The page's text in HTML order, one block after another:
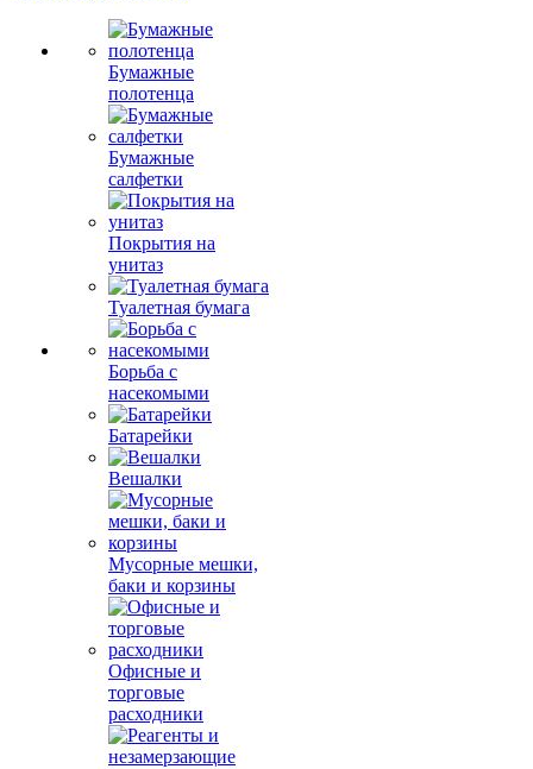
Бумажные
полотенца
Бумажные
салфетки
Покрытия на
унитаз
Туалетная бумага
Борьба с
насекомыми
Батарейки
Вешалки
Мусорные мешки,
баки и корзины
Офисные и
торговые
расходники